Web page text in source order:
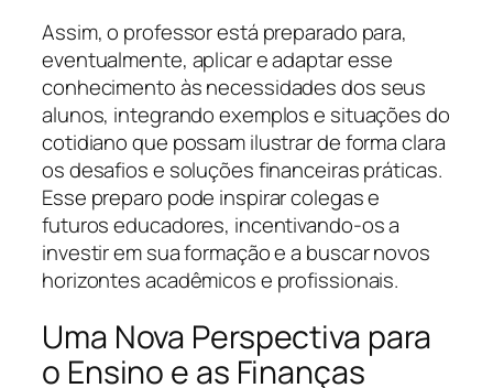
Assim, o professor está preparado para,
eventualmente, aplicar e adaptar esse
conhecimento às necessidades dos seus
alunos, integrando exemplos e situações do
cotidiano que possam ilustrar de forma clara
os desafios e soluções financeiras práticas.
Esse preparo pode inspirar colegas e
futuros educadores, incentivando-os a
investir em sua formação e a buscar novos
horizontes acadêmicos e profissionais.
Uma Nova Perspectiva para
o Ensino e as Finanças